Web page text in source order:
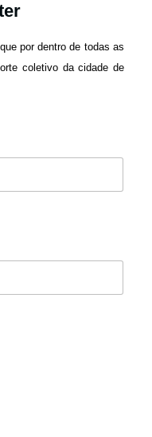
por dentro de todas as
coletivo da cidade de